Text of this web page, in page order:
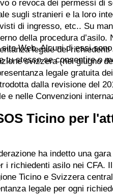
o revoca dei permessi di
sugli stranieri e la loro
di ingresso, etc.. Su
della procedura
legale dei
svizzera (nel giugno
legale gratuita
dalla revisione del
e nelle Convenzioni
Ticino per
ha indetto una
i richiedenti asilo nei
Ticino e Svizzera
legale per ogni
Web. Alcuni di essi
tu stesso se consentire o